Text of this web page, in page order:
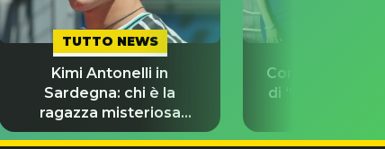
TUTTO NEWS
Kimi Antonelli in
Sardegna: chi è la
ragazza misteriosa
insieme a lui?
Con chi stanno
di “Odissea”?